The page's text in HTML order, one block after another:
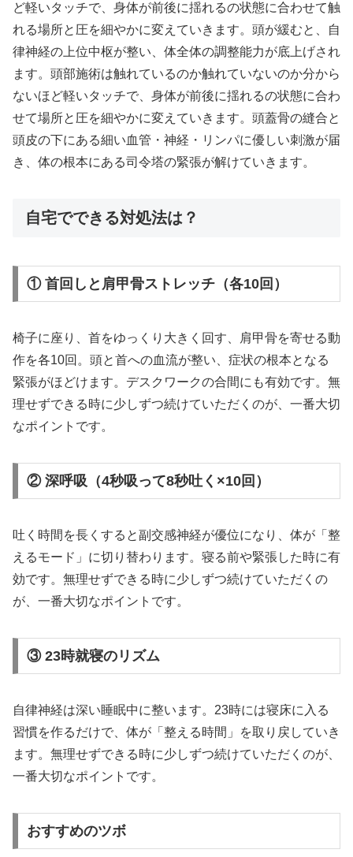
ど軽いタッチで、身体が前後に揺れるの状態に合わせて触
れる場所と圧を細やかに変えていきます。頭が緩むと、自
律神経の上位中枢が整い、体全体の調整能力が底上げされ
ます。頭部施術は触れているのか触れていないのか分から
ないほど軽いタッチで、身体が前後に揺れるの状態に合わ
せて場所と圧を細やかに変えていきます。頭蓋骨の縫合と
頭皮の下にある細い血管・神経・リンパに優しい刺激が届
き、体の根本にある司令塔の緊張が解けていきます。
自宅でできる対処法は？
① 首回しと肩甲骨ストレッチ（各10回）
椅子に座り、首をゆっくり大きく回す、肩甲骨を寄せる動
作を各10回。頭と首への血流が整い、症状の根本となる
緊張がほどけます。デスクワークの合間にも有効です。無
理せずできる時に少しずつ続けていただくのが、一番大切
なポイントです。
② 深呼吸（4秒吸って8秒吐く×10回）
吐く時間を長くすると副交感神経が優位になり、体が「整
えるモード」に切り替わります。寝る前や緊張した時に有
効です。無理せずできる時に少しずつ続けていただくの
が、一番大切なポイントです。
③ 23時就寝のリズム
自律神経は深い睡眠中に整います。23時には寝床に入る
習慣を作るだけで、体が「整える時間」を取り戻していき
ます。無理せずできる時に少しずつ続けていただくのが、
一番大切なポイントです。
おすすめのツボ